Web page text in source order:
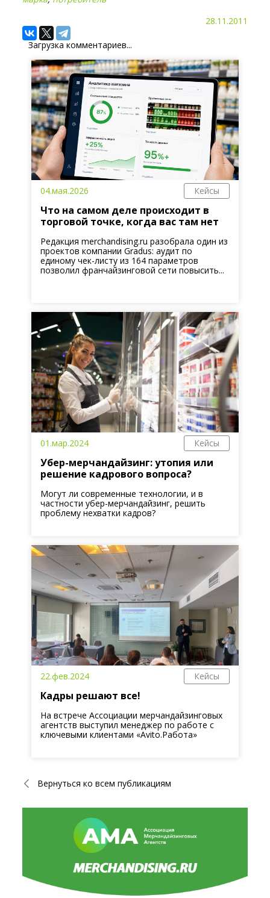
28.11.2011
Загрузка комментариев...
04.мая.2026 Кейсы
Что на самом деле происходит в
торговой точке, когда вас там нет
Редакция merchandising.ru разобрала один из
проектов компании Gradus: аудит по
единому чек-листу из 164 параметров
позволил франчайзинговой сети повысить...
01.мар.2024 Кейсы
Убер-мерчандайзинг: утопия или
решение кадрового вопроса?
Могут ли современные технологии, и в
частности убер-мерчандайзинг, решить
проблему нехватки кадров?
22.фев.2024 Кейсы
Кадры решают все!
На встрече Ассоциации мерчандайзинговых
агентств выступил менеджер по работе с
ключевыми клиентами «Avito.Работа»
Вернуться ко всем публикациям